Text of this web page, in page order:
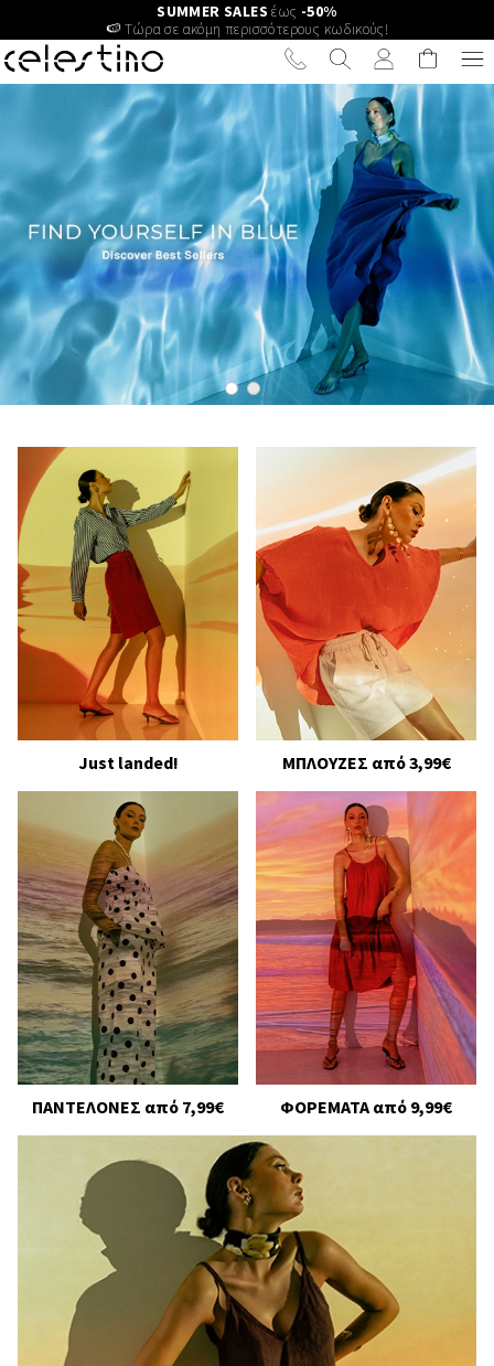
Άμεση Παράδοση σε 1-3 ημέρες με
Just landed! ΜΠΛΟΥΖΕΣ από 3,99€
ΠΑΝΤΕΛΟΝΕΣ από 7,99€ ΦΟΡΕΜΑΤΑ από 9,99€